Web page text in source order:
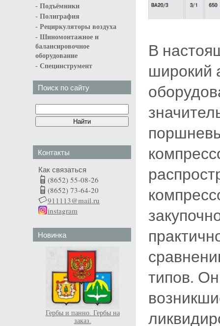
- Подъёмники
- Полиграфия
- Рециркуляторы воздуха
- Шиномонтажное и
балансировочное
оборудование
- Специнструмент
Поиск по сайту
Контакты
Как связаться
(8652) 55-08-26
(8652) 73-64-20
911113@mail.ru
instagram
Новинка
Гербы и панно. Гербы на
заказ.
В
широкий
типов.